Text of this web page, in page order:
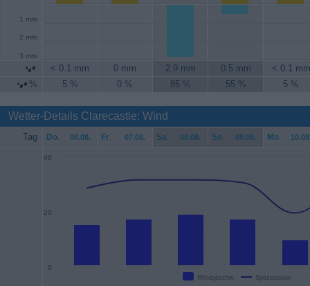
1 mm
2 mm
3 mm
< 0.1 mm 0 mm 2.9 mm 0.5 mm
< 0.1 mm
%
5 % 0 % 85 % 55 % 5 %
Wetter-Details Clarecastle: Wind
Tag Do. 06.08. Fr. 07.08. Sa. 08.08. So. 09.08. Mo.
Windgeschw. Spitzenböen
0
20
40